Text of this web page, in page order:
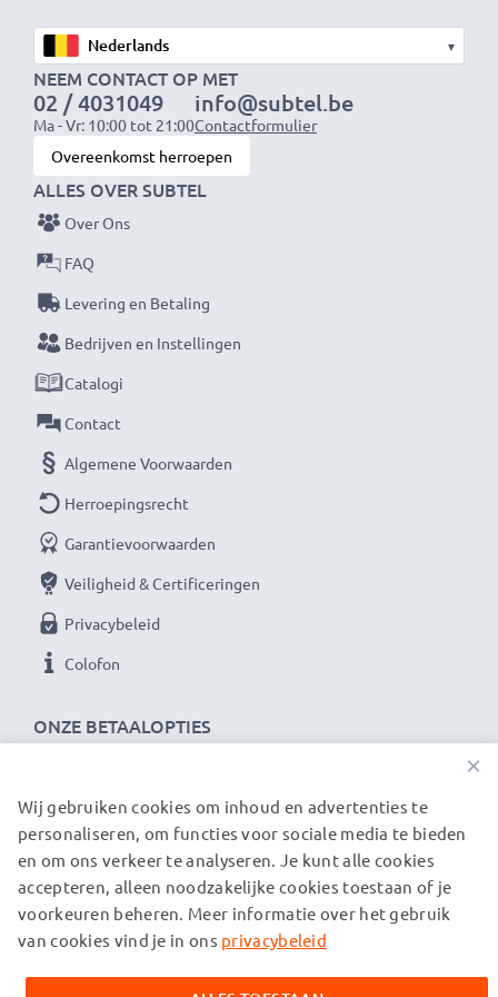
▾
NEEM CONTACT OP MET
02 / 4031049
Ma - Vr: 10:00 tot 21:00
info@subtel.be
Contactformulier
Overeenkomst herroepen
ONZE BETAALOPTIES
ALLES OVER SUBTEL
Over Ons
FAQ
Levering en Betaling
Bedrijven en Instellingen
Catalogi
Contact
Algemene Voorwaarden
Herroepingsrecht
Garantievoorwaarden
Veiligheid & Certificeringen
Privacybeleid
Colofon
ONZE VERZENDPARTNERS
© subtel.be 2026
Alle prijzen zijn inclusief btw en exclusief verzendkosten.
Houd er rekening mee dat alle genoemde handelsmerken de
uitsluitend worden vermeld om informatie over onze
×
Wij gebruiken cookies om inhoud en advertenties te
personaliseren, om functies voor sociale media te bieden
en om ons verkeer te analyseren. Je kunt alle cookies
accepteren, alleen noodzakelijke cookies toestaan of je
voorkeuren beheren. Meer informatie over het gebruik
van cookies vind je in ons privacybeleid